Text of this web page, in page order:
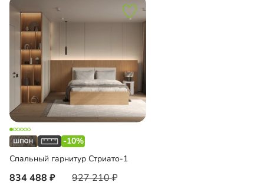
-10%
Спальный гарнитур Стриато-1
834 488 927 210